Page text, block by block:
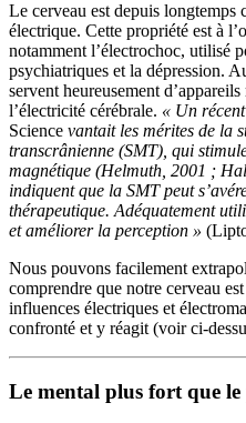
Le cerveau est depuis longtemps
électrique. Cette propriété est à
notamment l’électrochoc, utilisé
psychiatriques et la dépression.
servent heureusement
l’électricité cérébrale. « Un
Science vantait les mérites de la
transcrânienne (SMT), qui
magnétique (Helmuth, 2001 ;
indiquent que la SMT peut
thérapeutique. Adéquatement
et améliorer la perception »
Nous pouvons facilement
comprendre que notre cerveau
influences électriques et
confronté et y réagit (voir ci-
Le mental plus fort que le